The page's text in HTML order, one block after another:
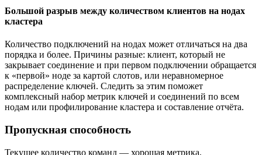
Большой разрыв между количеством клиентов на нодах
кластера
Количество подключений на нодах может отличаться на два
порядка и более. Причины разные: клиент, который не
закрывает соединение и при первом подключении обращается
к «первой» ноде за картой слотов, или неравномерное
распределение ключей. Следить за этим поможет
комплексный набор метрик ключей и соединений по всем
нодам или профилирование кластера и составление отчёта.
Пропускная способность
Текущее количество команд — хорошая метрика,